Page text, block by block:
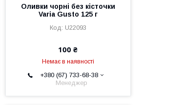
Оливки чорні без кісточки
Varia Gusto 125 г
U22093
100 ₴
Немає в наявності
+380 (67) 733-68-38
Менеджер